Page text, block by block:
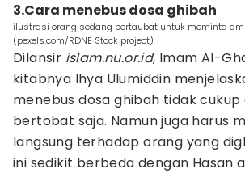
3.Cara menebus dosa ghibah
ilustrasi orang sedang bertaubat untuk meminta
(pexels.com/RDNE Stock project)
Dilansir islam.nu.or.id, Imam Al-
kitabnya Ihya Ulumiddin
menebus dosa ghibah tidak cukup
bertobat saja. Namun juga harus
langsung terhadap orang yang
ini sedikit berbeda dengan Hasan